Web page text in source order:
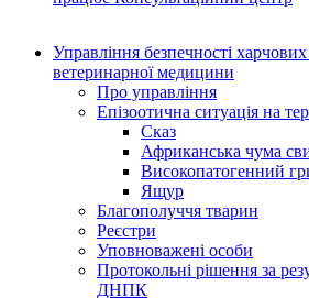
Управління безпечності
ветеринарної медицини
Про управління
Епізоотична ситуація на
Сказ
Африканська чума
Високопатогенний
Ящур
Благополуччя тварин
Реєстри
Уповноважені особи
Протокольні рішення за
ДНПК